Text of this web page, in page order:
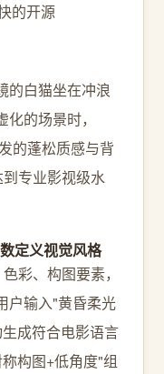
的开源
的白猫坐在冲浪
的场景时，
的蓬松质感与背
专业影视级水
定义视觉风格
彩、构图要素，
户输入"黄昏柔光
成符合电影语言
构图+低角度"组